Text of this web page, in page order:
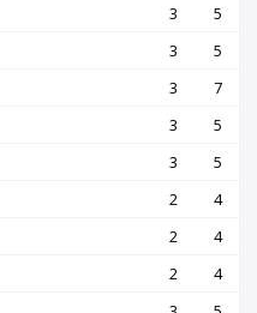
3
5
3
5
3
7
3
5
3
5
2
4
2
4
2
4